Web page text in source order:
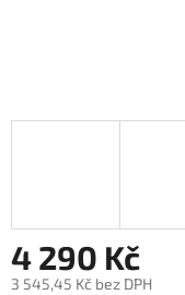
4 290 Kč
3 545,45 Kč bez DPH